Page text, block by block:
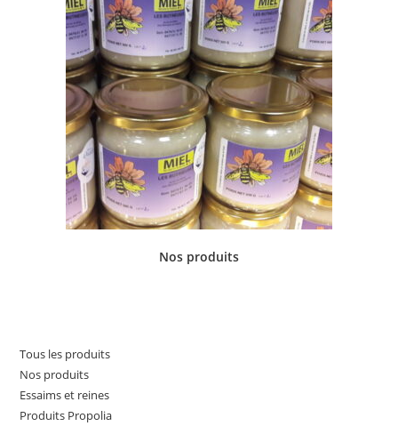
Nos produits
Tous les produits
Nos produits
Essaims et reines
Produits Propolia